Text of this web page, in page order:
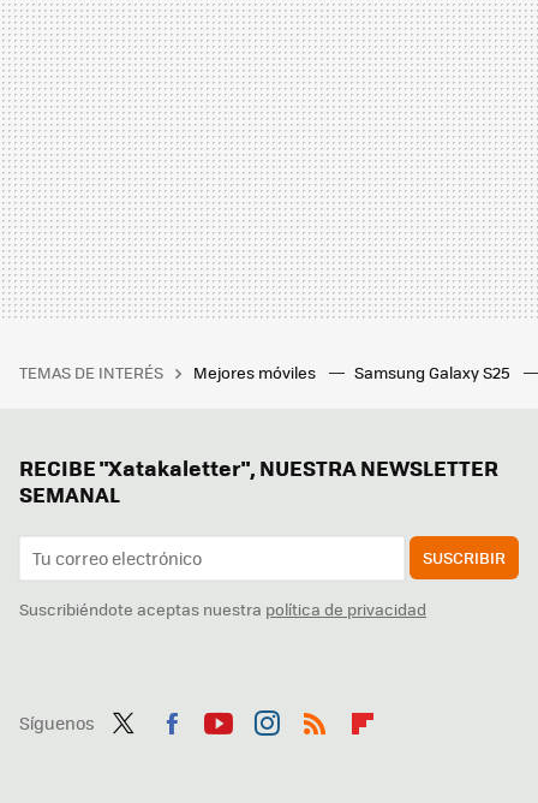
TEMAS DE INTERÉS Mejores móviles Samsung Galaxy S25
RECIBE "Xatakaletter", NUESTRA NEWSLETTER
SEMANAL
SUSCRIBIR
Suscribiéndote aceptas nuestra política de privacidad
Síguenos